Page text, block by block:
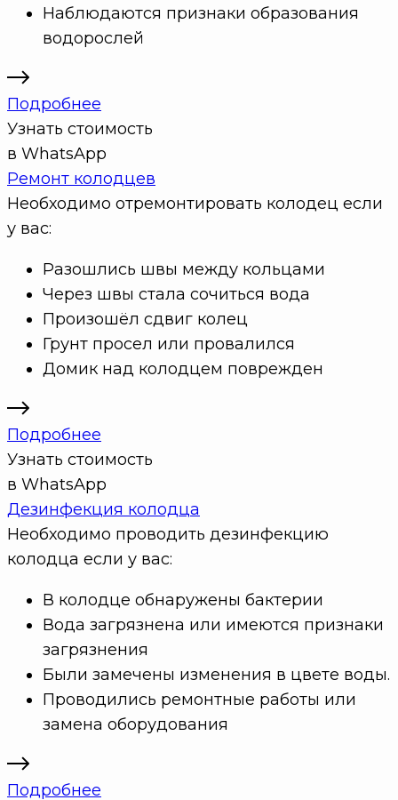
Наблюдаются признаки образования
водорослей
Подробнее
Узнать стоимость
в WhatsApp
Ремонт колодцев
Необходимо отремонтировать колодец если
у вас:
Разошлись швы между кольцами
Через швы стала сочиться вода
Произошёл сдвиг колец
Грунт просел или провалился
Домик над колодцем поврежден
Подробнее
Узнать стоимость
в WhatsApp
Дезинфекция колодца
Необходимо проводить дезинфекцию
колодца если у вас:
В колодце обнаружены бактерии
Вода загрязнена или имеются признаки
загрязнения
Были замечены изменения в цвете воды.
Проводились ремонтные работы или
замена оборудования
Подробнее